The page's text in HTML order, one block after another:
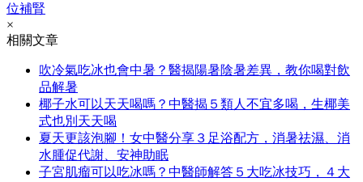
位補腎
×
相關文章
吹冷氣吃冰也會中暑？醫揭陽暑陰暑差異，教你喝對飲
品解暑
椰子水可以天天喝嗎？中醫揭５類人不宜多喝，生椰美
式也別天天喝
夏天更該泡腳！女中醫分享３足浴配方，消暑祛濕、消
水腫促代謝、安神助眠
子宮肌瘤可以吃冰嗎？中醫師解答５大吃冰技巧，４大